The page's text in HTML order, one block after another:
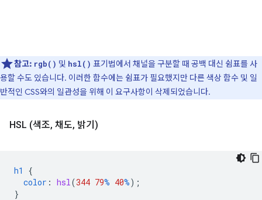
참고: rgb() 및 hsl() 표기법에서 채널을 구분할 때 공백 대신 쉼표를 사
용할 수도 있습니다. 이러한 함수에는 쉼표가 필요했지만 다른 색상 함수 및 일
반적인 CSS와의 일관성을 위해 이 요구사항이 삭제되었습니다.
HSL (색조, 채도, 밝기)
h1
{
color : hsl(344 79% 40%);
}